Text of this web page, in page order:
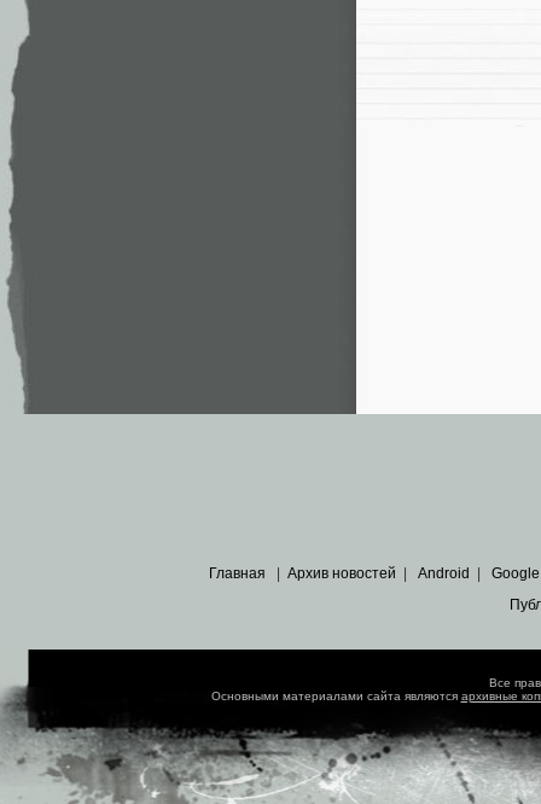
Главная Архив новостей Android Google
Все
Основными материалами сайта являются архивные